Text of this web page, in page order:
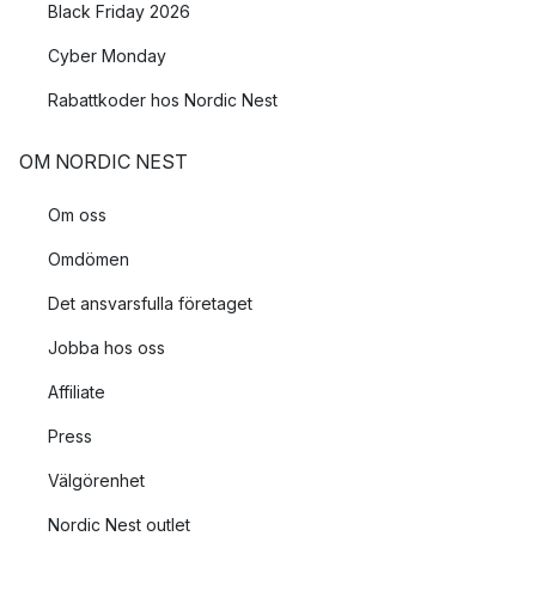
Black Friday 2026
Cyber Monday
Rabattkoder hos Nordic Nest
OM NORDIC NEST
Om oss
Omdömen
Det ansvarsfulla företaget
Jobba hos oss
Affiliate
Press
Välgörenhet
Nordic Nest outlet